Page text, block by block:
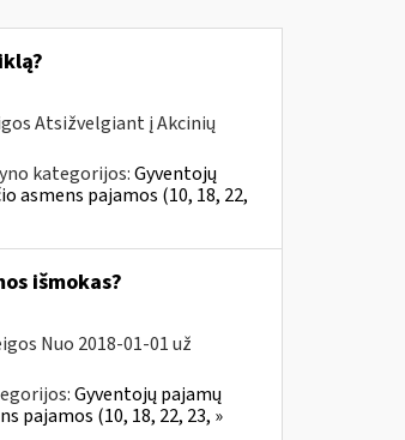
Atsižvelgiant į Akcinių
kategorijos:Gyventojų
asmens pajamos (10, 18, 22,
išmokas?
Nuo 2018-01-01 už
Gyventojų pajamų
pajamos (10, 18, 22, 23, »